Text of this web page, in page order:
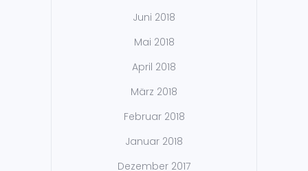
Juni 2018
Mai 2018
April 2018
März 2018
Februar 2018
Januar 2018
Dezember 2017